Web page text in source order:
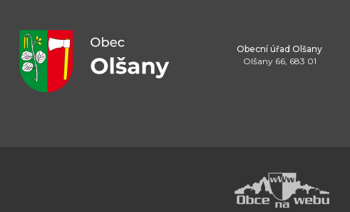
Obecní úřad Olšany
Olšany 66, 683 01